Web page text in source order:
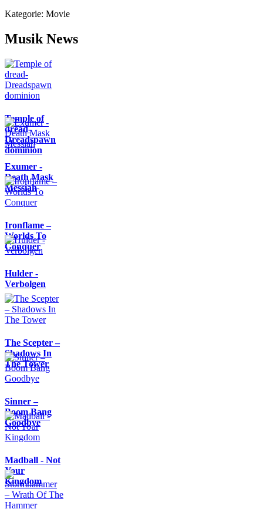
Kategorie: Movie
Musik News
Temple of
dread-
Dreadspawn
dominion
Exumer -
Death Mask
Messiah
Ironflame –
Worlds To
Conquer
Hulder -
Verbolgen
The Scepter –
Shadows In
The Tower
Sinner –
Boom Bang
Goodbye
Madball - Not
Your
Kingdom